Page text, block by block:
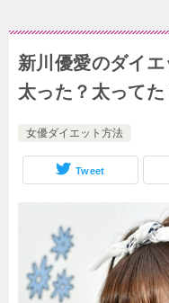
新川優愛のダイ
太った？太って
女優ダイエット方法
Tweet